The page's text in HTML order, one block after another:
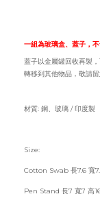
一組為玻璃盒、蓋子，不
蓋子以金屬罐回收再製
轉移到其他物品，敬請留
材質: 鋼、玻璃 / 印度製
Size:
Cotton Swab 長7.6 寬
Pen Stand 長7 寬7 高